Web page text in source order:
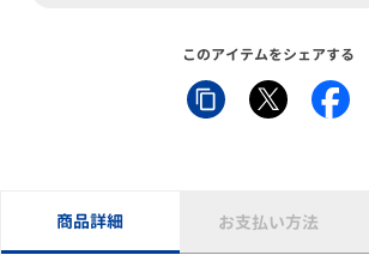
このアイテムをシェアする
商品詳細 お支払い方法